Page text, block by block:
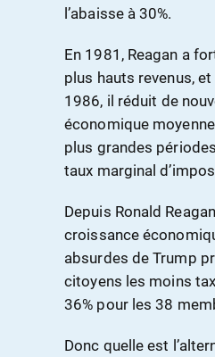
l’abaisse à 30%.
En 1981, Reagan a
plus hauts revenus,
1986, il réduit de
économique
plus grandes
taux marginal
Depuis Ronald
croissance
absurdes de Trump
citoyens les moins
36% pour les 38
Donc quelle est